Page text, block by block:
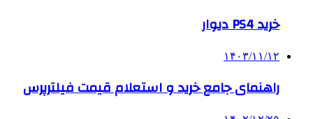
خرید PS4 دیوار
۱۴۰۳/۱۱/۱۲
راهنمای جامع خرید و استعلام قیمت فیلترپرس